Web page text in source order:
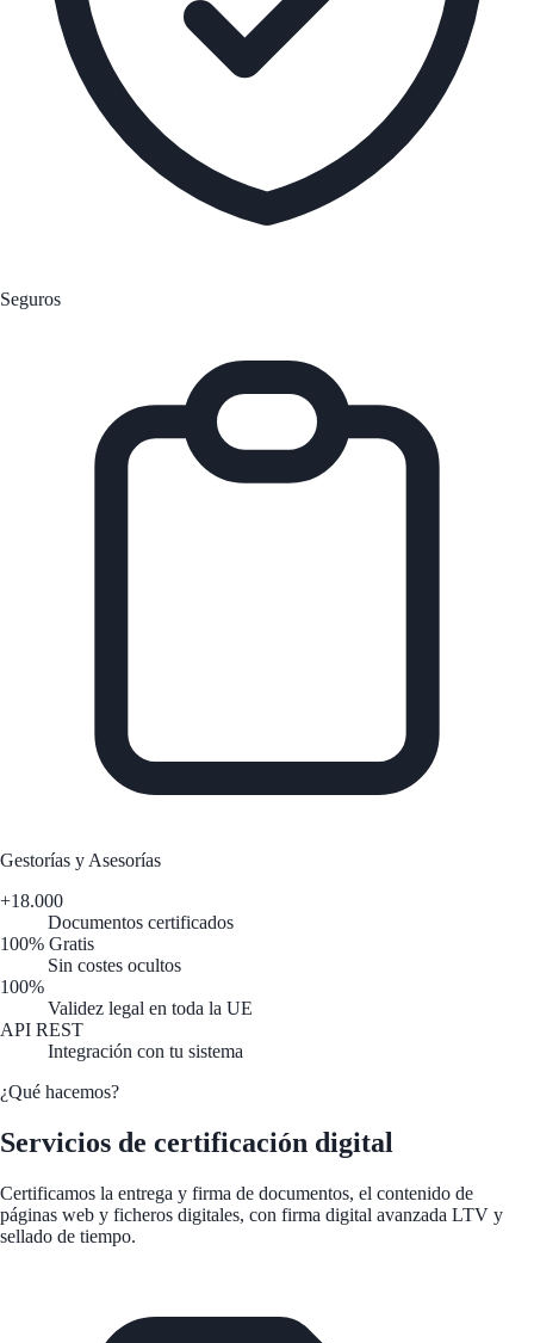
Seguros
Gestorías y Asesorías
+18.000
Documentos certificados
100% Gratis
Sin costes ocultos
100%
Validez legal en toda la UE
API REST
Integración con tu sistema
¿Qué hacemos?
Servicios de certificación digital
Certificamos la entrega y firma de documentos, el contenido de
páginas web y ficheros digitales, con firma digital avanzada LTV y
sellado de tiempo.